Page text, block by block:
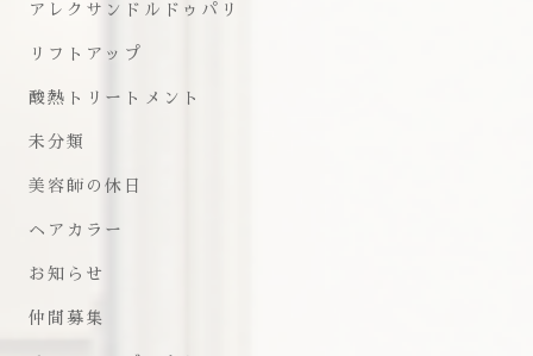
アレクサンドルドゥパリ
リフトアップ
酸熱トリートメント
未分類
美容師の休日
ヘアカラー
お知らせ
仲間募集